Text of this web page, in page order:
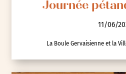
Journée
11/06/
La Boule Gervaisienne et la